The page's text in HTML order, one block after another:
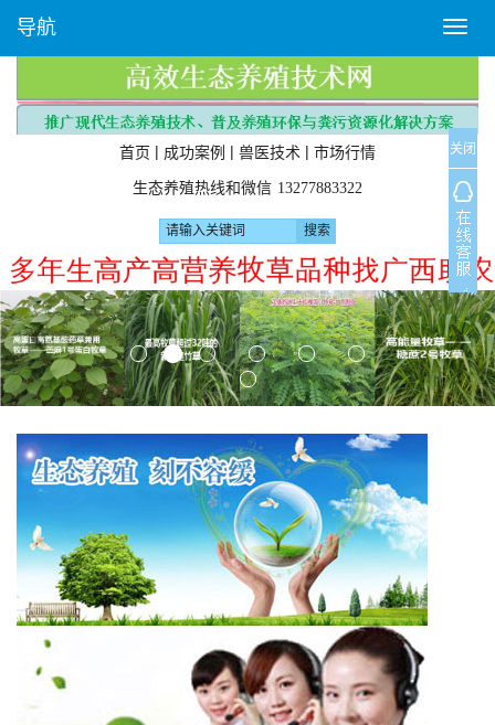
T
o
g
l
e
n
a
v
i
g
a
t
i
o
n
导航
首页 | 成功案例 | 兽医技术 | 市场行情
生态养殖热线和微信 13277883322
‹
P
r
e
v
i
o
u
s
›
N
e
x
t
关闭